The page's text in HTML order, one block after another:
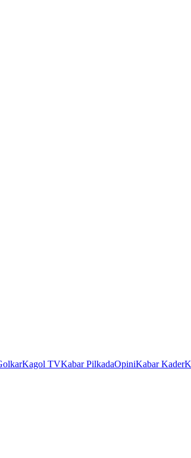
Kagol TVKabar PilkadaOpiniKabar Kader